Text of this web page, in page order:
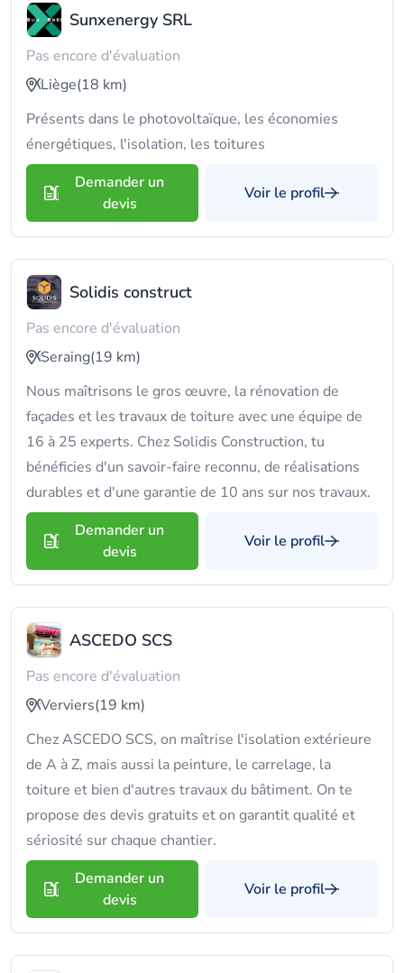
Sunxenergy SRL
Pas encore d'évaluation
Liège(18 km)
Présents dans le photovoltaïque, les économies
énergétiques, l'isolation, les toitures
Demander un
devis
Voir le profil
Solidis construct
Pas encore d'évaluation
Seraing(19 km)
Nous maîtrisons le gros œuvre, la rénovation de
façades et les travaux de toiture avec une équipe de
16 à 25 experts. Chez Solidis Construction, tu
bénéficies d'un savoir-faire reconnu, de réalisations
durables et d'une garantie de 10 ans sur nos travaux.
Demander un
devis
Voir le profil
ASCEDO SCS
Pas encore d'évaluation
Verviers(19 km)
Chez ASCEDO SCS, on maîtrise l'isolation extérieure
de A à Z, mais aussi la peinture, le carrelage, la
toiture et bien d'autres travaux du bâtiment. On te
propose des devis gratuits et on garantit qualité et
sériosité sur chaque chantier.
Demander un
devis
Voir le profil